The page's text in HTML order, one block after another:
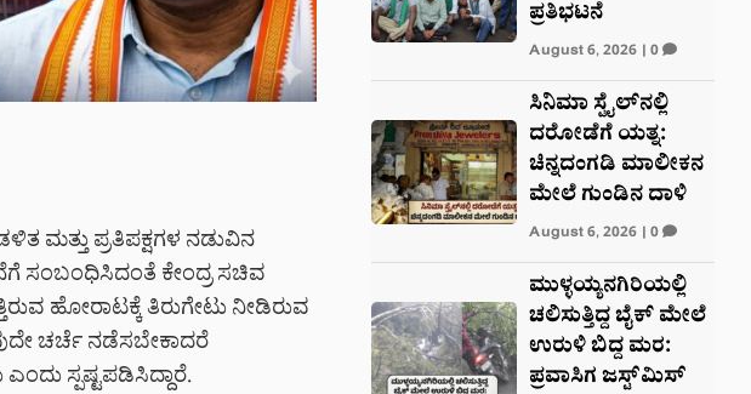
ಪ್ರತಿಪಕ್ಷಗಳ ನಡುವಿನ
ಸಂಬಂಧಿಸಿದಂತೆ ಕೇಂದ್ರ ಸಚಿವ
ಹೋರಾಟಕ್ಕೆ ತಿರುಗೇಟು ನೀಡಿರುವ
ಚರ್ಚೆ ನಡೆಸಬೇಕಾದರೆ
ಸ್ಪಷ್ಟಪಡಿಸಿದ್ದಾರೆ.
ಪ್ರತಿಭಟನೆ
August 6, 2026| 0
ಸಿನಿಮಾ ಸ್ಟೈಲ್‌ನಲ್ಲಿ
ದರೋಡೆಗೆ ಯತ್ನ:
ಚಿನ್ನದಂಗಡಿ ಮಾಲೀಕನ
ಮೇಲೆ ಗುಂಡಿನ ದಾಳಿ
August 6, 2026| 0
ಮುಳ್ಳಯ್ಯನಗಿರಿಯಲ್ಲಿ
ಚಲಿಸುತ್ತಿದ್ದ ಬೈಕ್ ಮೇಲೆ
ಉರುಳಿ ಬಿದ್ದ ಮರ:
ಪ್ರವಾಸಿಗ ಜಸ್ಟ್‌ಮಿಸ್